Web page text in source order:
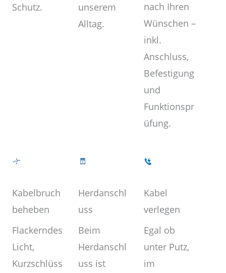
Schutz.
unserem
Alltag.
nach Ihren
Wünschen –
inkl.
Anschluss,
Befestigung
und
Funktionspr
üfung.
Kabelbruch
beheben
Flackerndes
Licht,
Kurzschlüss
Herdanschl
uss
Beim
Herdanschl
uss ist
Kabel
verlegen
Egal ob
unter Putz,
im